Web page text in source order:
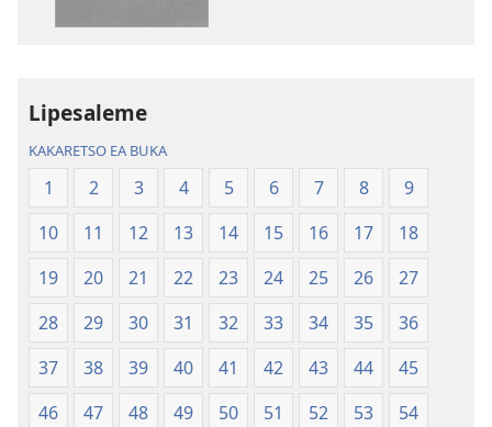
Lefatše
le
Lecha
(Phetolelo ea
2013)
Lefatše
le
Lecha
(Phetolelo ea
2013)
Lipesaleme
KAKARETSO EA BUKA
1 2 3 4 5 6 7 8
9
10
11 12 13 14 15 16 17
18
19
20 21 22 23 24 25 26
27
28
29 30 31 32 33 34 35
36
37
38 39 40 41 42 43 44
45
46
47 48 49 50 51 52 53
54